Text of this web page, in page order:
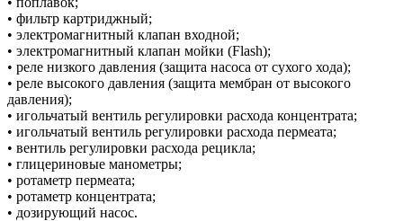
• фильтр картриджный;
• электромагнитный клапан входной;
• электромагнитный клапан мойки (Flash);
• реле низкого давления (защита насоса от сухого хода);
• реле высокого давления (защита мембран от высокого
давления);
• игольчатый вентиль регулировки расхода концентрата;
• игольчатый вентиль регулировки расхода пермеата;
• вентиль регулировки расхода рецикла;
• глицериновые манометры;
• ротаметр пермеата;
• ротаметр концентрата;
• дозирующий насос.